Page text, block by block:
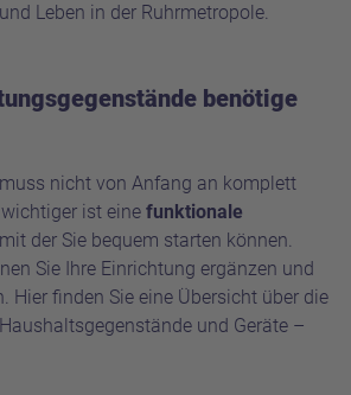
Leben in der Ruhrmetropole.
benötige
nicht von Anfang an komplett
ist eine funktionale
der Sie bequem starten können.
Sie Ihre Einrichtung ergänzen und
Hier finden Sie eine Übersicht über die
und Geräte –